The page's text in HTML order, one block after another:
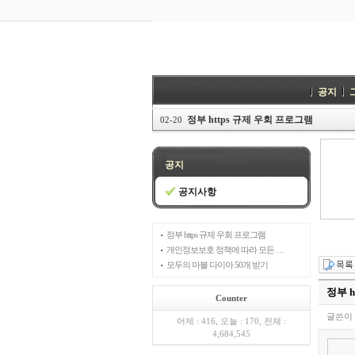
공지
02-20 정부 https 규제 우회 프로그램
공지
공지사항
정부 https 규제 우회 프로그램
개인정보보호 정책에 따라 모든 …
모두의 마블 다이아 50개 받기
Counter
어제 : 416, 오늘 : 170, 전체 :
4,684,545
정부
글쓴이